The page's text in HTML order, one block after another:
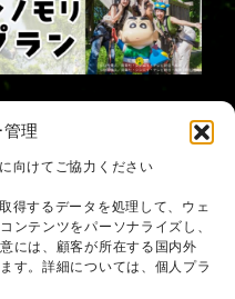
理
向けてご協力ください
得するデータを処理して、ウェ
ンテンツをパーソナライズし、
には、顧客が所在する国内外
す。詳細については、個人プラ
・テレビ朝日・ADK
レビ朝日・ADK 1993-2026
Final Season製作委員会
Rights Reserved.